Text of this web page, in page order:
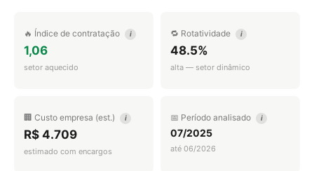
🔥 Índice de contratação i
1,06
setor aquecido
🔁 Rotatividade i
48.5%
alta — setor dinâmico
🏢 Custo empresa (est.) i
R$ 4.709
estimado com encargos
📅 Período analisado i
07/2025
até 06/2026